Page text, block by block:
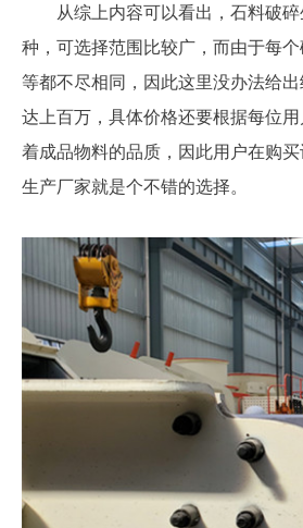
从综上内容可以看出，石料破
种，可选择范围比较广，而由于每
等都不尽相同，因此这里没办法给
达上百万，具体价格还要根据每位
着成品物料的品质，因此用户在购
生产厂家就是个不错的选择。